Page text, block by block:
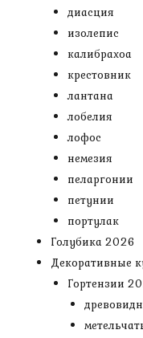
диасция
изолепис
калибрахоа
крестовник
лантана
лобелия
лофос
немезия
пеларгонии
петунии
портулак
Голубика 2026
Декоративные
Гортензии